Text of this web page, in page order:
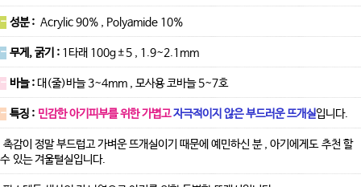
- 성분 : Acrylic 90% , Polyamide 10%
- 무게, 굵기 : 1타래 100g±5 , 1.9~2.1mm
- 바늘 :대(줄)바늘 3~4mm , 모사용 코바늘 5~7호
- 특징 : 민감한 아기피부를 위한 가볍고자극적이지 않은 부드러운 뜨개실입니다.
촉감이 정말 부드럽고 가벼운 뜨개실이기 때문에 예민하신 분 , 아기에게도 추천 할
수 있는 겨울털실입니다.